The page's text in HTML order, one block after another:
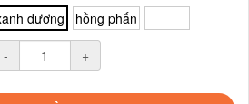
dương hồng phấn
- +